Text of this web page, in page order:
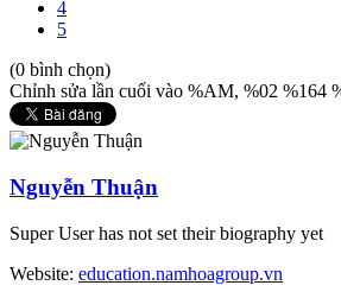
4
5
(0 bình chọn)
Chỉnh sửa lần cuối vào %AM, %02 %164
Nguyễn Thuận
Super User has not set their biography yet
Website: education.namhoagroup.vn